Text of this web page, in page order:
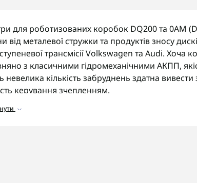
для роботизованих коробок DQ200 та 0AM
від металевої стружки та продуктів зносу
трансмісії Volkswagen та Audi.
з класичними гідромеханічними АКПП,
невелика кількість забруднень здатна
керування зчепленням.
фільтрів